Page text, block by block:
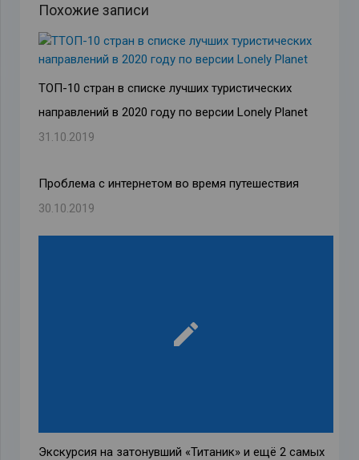
Похожие записи
ТОП-10 стран в списке лучших туристических
направлений в 2020 году по версии Lonely Planet
31.10.2019
Проблема с интернетом во время путешествия
30.10.2019
Экскурсия на затонувший «Титаник» и ещё 2 самых